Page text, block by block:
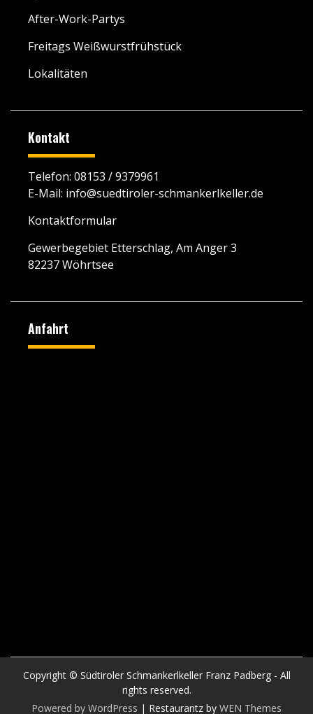
After-Work-Partys
Freitags Weißwurstfrühstück
Lokalitäten
Kontakt
Telefon: 08153 / 9379961
E-Mail: info@suedtiroler-schmankerlkeller.de
Kontaktformular
Gewerbegebiet Etterschlag, Am Anger 3
82237 Wöhrtsee
Anfahrt
Copyright © Südtiroler Schmankerlkeller Franz Padberg - All
rights reserved.
Powered by WordPress | Restaurantz by WEN Themes